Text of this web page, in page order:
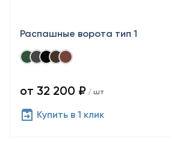
Распашные ворота тип 1
от 32 200 ₽ / шт
Купить в 1 клик